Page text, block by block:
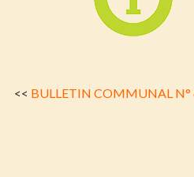
<< BULLETIN COMMUNAL N°